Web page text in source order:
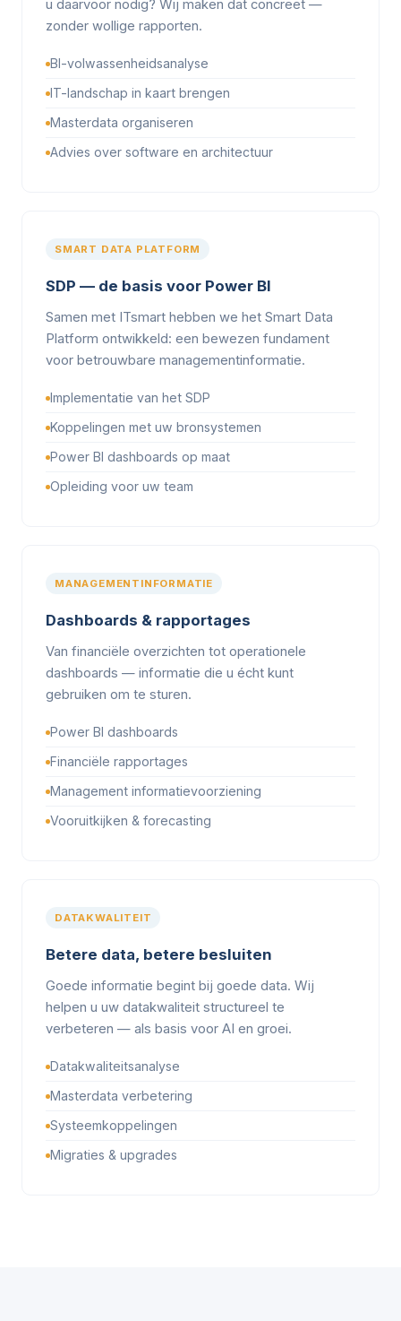
u daarvoor nodig? Wij maken dat concreet —
zonder wollige rapporten.
BI-volwassenheidsanalyse
IT-landschap in kaart brengen
Masterdata organiseren
Advies over software en architectuur
SMART DATA PLATFORM
SDP — de basis voor Power BI
Samen met ITsmart hebben we het Smart Data
Platform ontwikkeld: een bewezen fundament
voor betrouwbare managementinformatie.
Implementatie van het SDP
Koppelingen met uw bronsystemen
Power BI dashboards op maat
Opleiding voor uw team
MANAGEMENTINFORMATIE
Dashboards & rapportages
Van financiële overzichten tot operationele
dashboards — informatie die u écht kunt
gebruiken om te sturen.
Power BI dashboards
Financiële rapportages
Management informatievoorziening
Vooruitkijken & forecasting
DATAKWALITEIT
Betere data, betere besluiten
Goede informatie begint bij goede data. Wij
helpen u uw datakwaliteit structureel te
verbeteren — als basis voor AI en groei.
Datakwaliteitsanalyse
Masterdata verbetering
Systeemkoppelingen
Migraties & upgrades